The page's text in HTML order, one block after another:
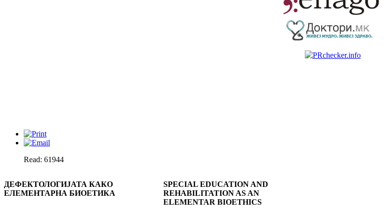
Read: 61944
ДЕФЕКТОЛОГИЈАТА КАКО
ЕЛЕМЕНТАРНА БИОЕТИКА
SPECIAL EDUCATION AND
REHABILITATION AS AN
ELEMENTAR BIOETHICS